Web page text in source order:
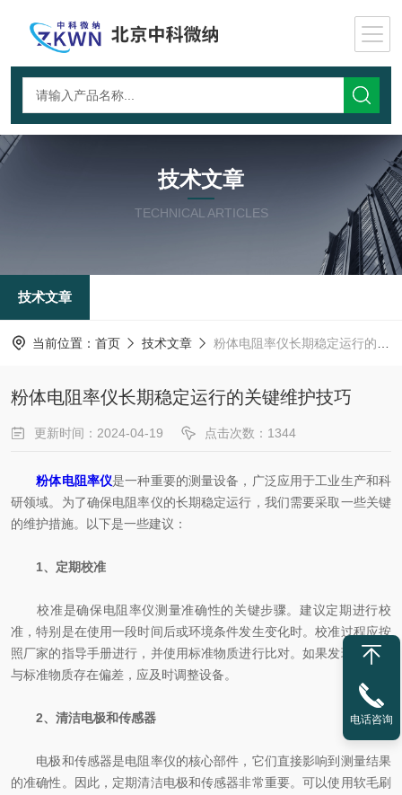
技术文章
TECHNICAL ARTICLES
技术文章
当前位置： 首页 技术文章 粉体电阻率仪长期稳定运行的关键维护技巧
粉体电阻率仪长期稳定运行的关键维护技巧
更新时间：2024-04-19 点击次数：1344
粉体电阻率仪是一种重要的测量设备，广泛应用于工业生产和科
研领域。为了确保电阻率仪的长期稳定运行，我们需要采取一些关键
的维护措施。以下是一些建议：
1、定期校准
校准是确保电阻率仪测量准确性的关键步骤。建议定期进行校
准，特别是在使用一段时间后或环境条件发生变化时。校准过程应按
照厂家的指导手册进行，并使用标准物质进行比对。如果发现测量值
与标准物质存在偏差，应及时调整设备。
2、清洁电极和传感器
电极和传感器是电阻率仪的核心部件，它们直接影响到测量结果
的准确性。因此，定期清洁电极和传感器非常重要。可以使用软毛刷
电话咨询